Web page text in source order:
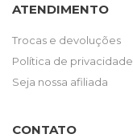
ATENDIMENTO
Trocas e devoluções
Política de privacidade
Seja nossa afiliada
CONTATO